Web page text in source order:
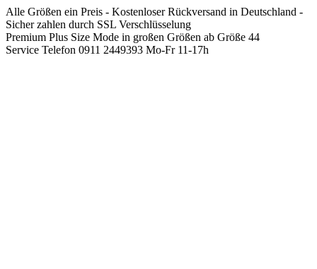
Springen
Sie
zum
Inhalt
Alle Größen ein Preis - Kostenloser Rückversand in Deutschland -
Sicher zahlen durch SSL Verschlüsselung
Premium Plus Size Mode in großen Größen ab Größe 44
Service Telefon 0911 2449393 Mo-Fr 11-17h